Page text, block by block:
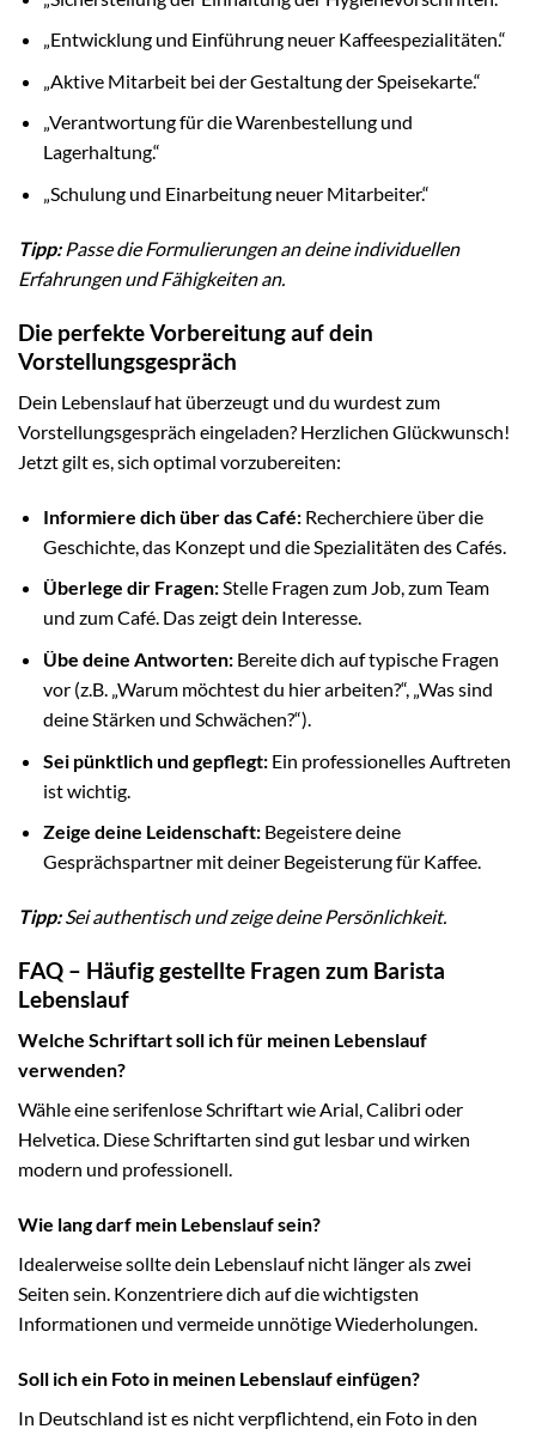
„Entwicklung und Einführung neuer Kaffeespezialitäten.“
„Aktive Mitarbeit bei der Gestaltung der Speisekarte.“
„Verantwortung für die Warenbestellung und
Lagerhaltung.“
„Schulung und Einarbeitung neuer Mitarbeiter.“
Tipp:Passe die Formulierungen an deine individuellen
Erfahrungen und Fähigkeiten an.
Die perfekte Vorbereitung auf dein
Vorstellungsgespräch
Dein Lebenslauf hat überzeugt und du wurdest zum
Vorstellungsgespräch eingeladen? Herzlichen Glückwunsch!
Jetzt gilt es, sich optimal vorzubereiten:
Informiere dich über das Café:Recherchiere über die
Geschichte, das Konzept und die Spezialitäten des Cafés.
Überlege dir Fragen:Stelle Fragen zum Job, zum Team
und zum Café. Das zeigt dein Interesse.
Übe deine Antworten:Bereite dich auf typische Fragen
vor (z.B. „Warum möchtest du hier arbeiten?“, „Was sind
deine Stärken und Schwächen?“).
Sei pünktlich und gepflegt:Ein professionelles Auftreten
ist wichtig.
Zeige deine Leidenschaft:Begeistere deine
Gesprächspartner mit deiner Begeisterung für Kaffee.
Tipp:Sei authentisch und zeige deine Persönlichkeit.
FAQ – Häufig gestellte Fragen zum Barista
Lebenslauf
Welche Schriftart soll ich für meinen Lebenslauf
verwenden?
Wähle eine serifenlose Schriftart wie Arial, Calibri oder
Helvetica. Diese Schriftarten sind gut lesbar und wirken
modern und professionell.
Wie lang darf mein Lebenslauf sein?
Idealerweise sollte dein Lebenslauf nicht länger als zwei
Seiten sein. Konzentriere dich auf die wichtigsten
Informationen und vermeide unnötige Wiederholungen.
Soll ich ein Foto in meinen Lebenslauf einfügen?
In Deutschland ist es nicht verpflichtend, ein Foto in den